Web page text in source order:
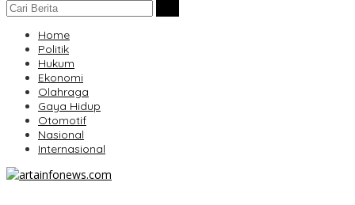
Home
Politik
Hukum
Ekonomi
Olahraga
Gaya Hidup
Otomotif
Nasional
Internasional